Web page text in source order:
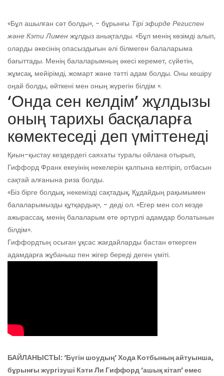
«Бұл ашылған сәт болды», - бұрынғы Тірі эфирде Региспен
және Кэти Лимен жұлдыз анықталды. «Бұл менің көзімді алып,
оларды әкесінің опасыздығын әлі білмеген балаларыма
бағыттады. Менің балаларымның әкесі керемет, сүйетін,
жұмсақ, мейірімді, жомарт және тәтті адам болды. Оны кешіру
оңай болды, өйткені мен оның жүрегін білдім ».
‘Онда сен келдім’ жұлдызы
оның тарихы басқаларға
көмектеседі деп үміттенеді
Қиын-қыстау кездердегі саяхаты туралы ойлана отырып,
Гиффорд Франк екеуінің некелерін қалпына келтіріп, отбасын
сақтай алғанына риза болды.
«Біз бірге болдық, некемізді сақтадық, Құдайдың рақымымен
балаларымызды құтқардық», - деді ол. «Егер мен сол кезде
ажырассақ, менің балаларым өте әртүрлі адамдар болатынын
білдім».
Гиффордтың осыған ұқсас жағдайларды бастан өткерген
адамдарға жұбаныш пен жігер береді деген үміті.
БАЙЛАНЫСТЫ: ‘Бүгін шоудың’ Хода Котбының айтуынша,
бұрынғы жүргізуші Кэти Ли Гиффорд ‘ашық кітап’ емес